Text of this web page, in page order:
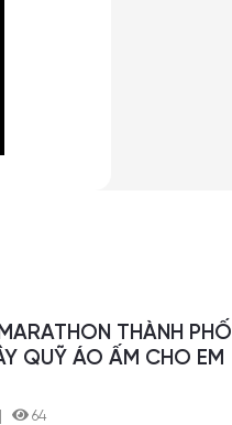
THÀNH PHỐ
QUỸ ÁO ẤM CHO EM
64